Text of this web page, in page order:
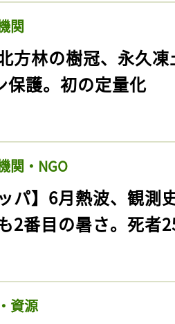
関
方林の樹冠、永久
保護。初の定量化
関・NGO
パ】6月熱波、観
2番目の暑さ。死者
資源